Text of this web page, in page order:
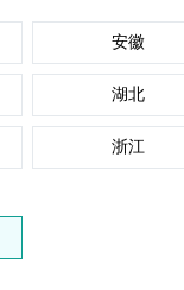
安徽
湖北
浙江